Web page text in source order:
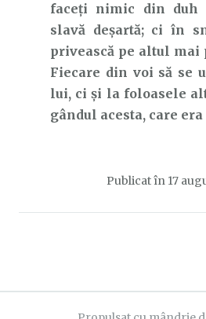
faceți nimic din duh
slavă deșartă; ci în
privească pe altul mai
Fiecare din voi să se
lui, ci și la foloasele
gândul acesta, care
Publicat în 17